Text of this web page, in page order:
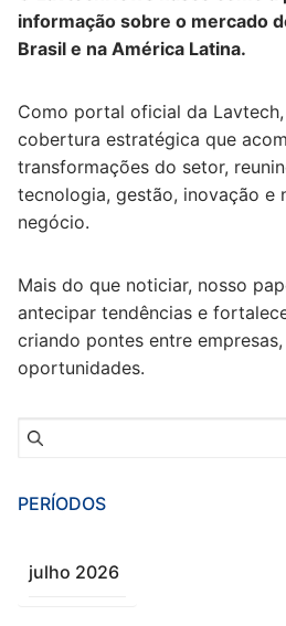
informação sobre o mercado
Brasil e na América Latina.
Como portal oficial da
cobertura estratégica que
transformações do setor,
tecnologia, gestão, inovação e
negócio.
Mais do que noticiar, nosso
antecipar tendências e
criando pontes entre
oportunidades.
Pesquisar
PERÍODOS
julho 2026